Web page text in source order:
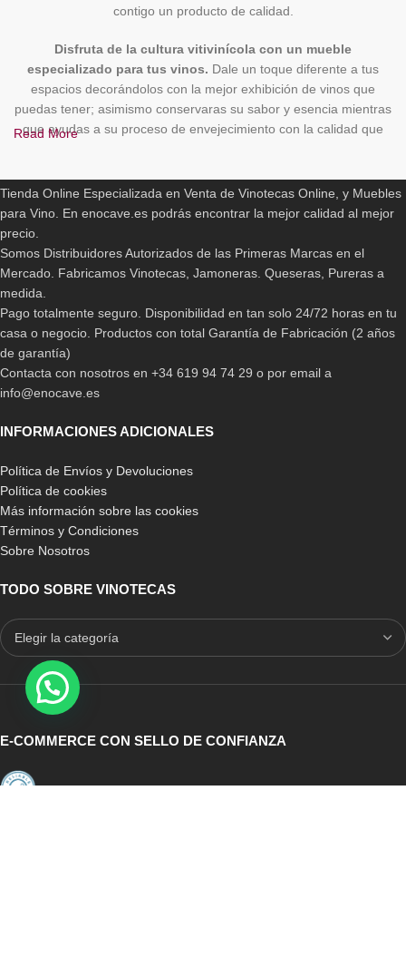
contigo un producto de calidad.
Disfruta de la cultura vitivinícola con un mueble
especializado para tus vinos. Dale un toque diferente a tus
espacios decorándolos con la mejor exhibición de vinos que
puedas tener; asimismo conservaras su sabor y esencia mientras
que ayudas a su proceso de envejecimiento con la calidad que
Si quieres conocer las diversas marcas por tipo de botellero
no dudes en recurrír a nosotros. Te ofrecemos la mejor
asimismo podrás gozar al máximo todos los beneficios que este
te pueda presentar en tus actividades cotidianas, como pasar un
momento con tu pareja , amigos o familiares y destacar por ser
un muy buen anfitrión.
En nuestra Tienda Online te ofrecemos un amplio catálogo
donde podrás consultar todas las características y
funciones que poseen cada uno de nuestros productos
así como también conocer las distintos modelos que tenemos
perfecto estado te proporcionara una mejor visión y orden al
Otra de las ventajas que tienes al seleccionar por tipo de
botellero para vino en nuestra Tienda Online, es que te
Esto te otorgará la facilidad de seleccionar cual se acomoda
marcas que manejamos ofrecen la posibilidad de realizarte tu
vinoteca a medida, seleccionando las medidas y materiales que
Recuerda que no solo nos destacamos por nuestra
que puedas disfrutar del maravilloso mundo de los vinos, el
vitivinícola
Read More
Tienda Online Especializada en Venta de Vinotecas Online, y Muebles
para Vino. En enocave.es podrás encontrar la mejor calidad al mejor
precio.
Somos Distribuidores Autorizados de las Primeras Marcas en el
Mercado. Fabricamos Vinotecas, Jamoneras. Queseras, Pureras a
medida.
Pago totalmente seguro. Disponibilidad en tan solo 24/72 horas en tu
casa o negocio. Productos con total Garantía de Fabricación (2 años
de garantía)
Contacta con nosotros en +34 619 94 74 29 o por email a
info@enocave.es
INFORMACIONES ADICIONALES
Política de Envíos y Devoluciones
Política de cookies
Más información sobre las cookies
Términos y Condiciones
Sobre Nosotros
TODO SOBRE VINOTECAS
E-COMMERCE CON SELLO DE CONFIANZA